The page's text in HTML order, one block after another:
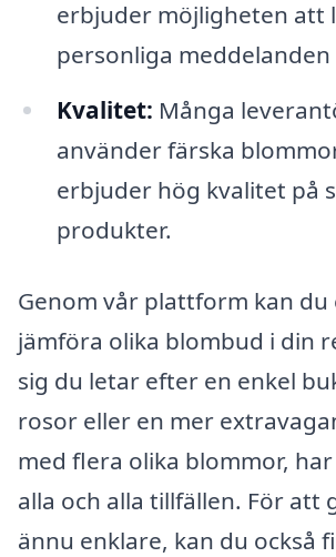
erbjuder möjligheten att
personliga meddelanden
Kvalitet: Många
använder färska
erbjuder hög kvalitet på
produkter.
Genom vår plattform kan du
jämföra olika blombud i din
sig du letar efter en enkel
rosor eller en mer
med flera olika blommor,
alla och alla tillfällen. För att
ännu enklare, kan du också